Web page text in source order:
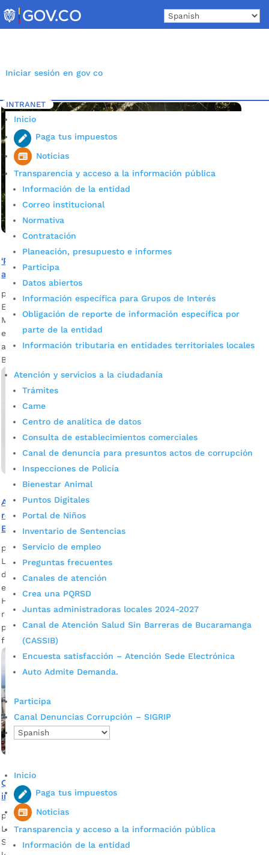
to
content
Iniciar sesión en gov co
INTRANET
Inicio
Paga tus impuestos
Noticias
Transparencia y acceso a la información pública
Información de la entidad
Correo institucional
Normativa
Contratación
Planeación, presupuesto e informes
Participa
Datos abiertos
Información específica para Grupos de Interés
Obligación de reporte de información específica por
parte de la entidad
Información tributaria en entidades territoriales locales
Atención y servicios a la ciudadanía
Trámites
Came
Centro de analítica de datos
Consulta de establecimientos comerciales
Canal de denuncia para presuntos actos de corrupción
Inspecciones de Policía
Bienestar Animal
Puntos Digitales
Portal de Niños
Inventario de Sentencias
Servicio de empleo
Preguntas frecuentes
Canales de atención
Crea una PQRSD
Juntas administradoras locales 2024-2027
Canal de Atención Salud Sin Barreras de Bucaramanga
(CASSIB)
Encuesta satisfacción – Atención Sede Electrónica
Auto Admite Demanda.
Participa
Canal Denuncias Corrupción – SIGRIP
Inicio
Paga tus impuestos
Noticias
Transparencia y acceso a la información pública
Información de la entidad
Inicio 5 Etiqueta: Impuesto
‘Papayazo’ para los deudores del impuesto del
alumbrado público
por Mónica María Farfán Sanabria | Feb 4, 2023
Noticias
Entérese sobre las exenciones, otorgadas por el Concejo
Municipal, que permitirán que los bumangueses que estén
en mora se pongan al día con la contribución al servicio de
alumbrado público. Fotografía: Prensa Alcaldía de
Bucaramanga Actualmente, el Municipio de...
Arrancaron los vencimientos para declarar las
retenciones en la fuente de ICA efectuadas en agosto, en
Bucaramanga
por Alcaldía de Bucaramanga
La Alcaldía de Bucaramanga los invita a elaborar la
declaración, presentarla y realizar el pago en línea, para
evitar exponerse a contagios por Covid-19. La Secretaría de
Hacienda de Bucaramanga les recuerda a los agentes
retenedores que el periodo de vencimiento de los plazos
para presentar la declaración y pago de retenciones en la
fuente […]
Quedan pocos días para el pago del Predial 2020, sin
intereses y sin descuento
por Alcaldía de Bucaramanga
La fecha límite de pago es el 31 de agosto próximo. Desde la
Secretaría de Hacienda de Bucaramanga se les recuerda a